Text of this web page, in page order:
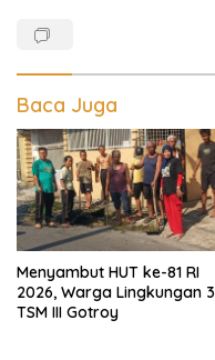
Baca Juga
Menyambut HUT ke-81 RI
2026, Warga Lingkungan 3
TSM III Gotroy